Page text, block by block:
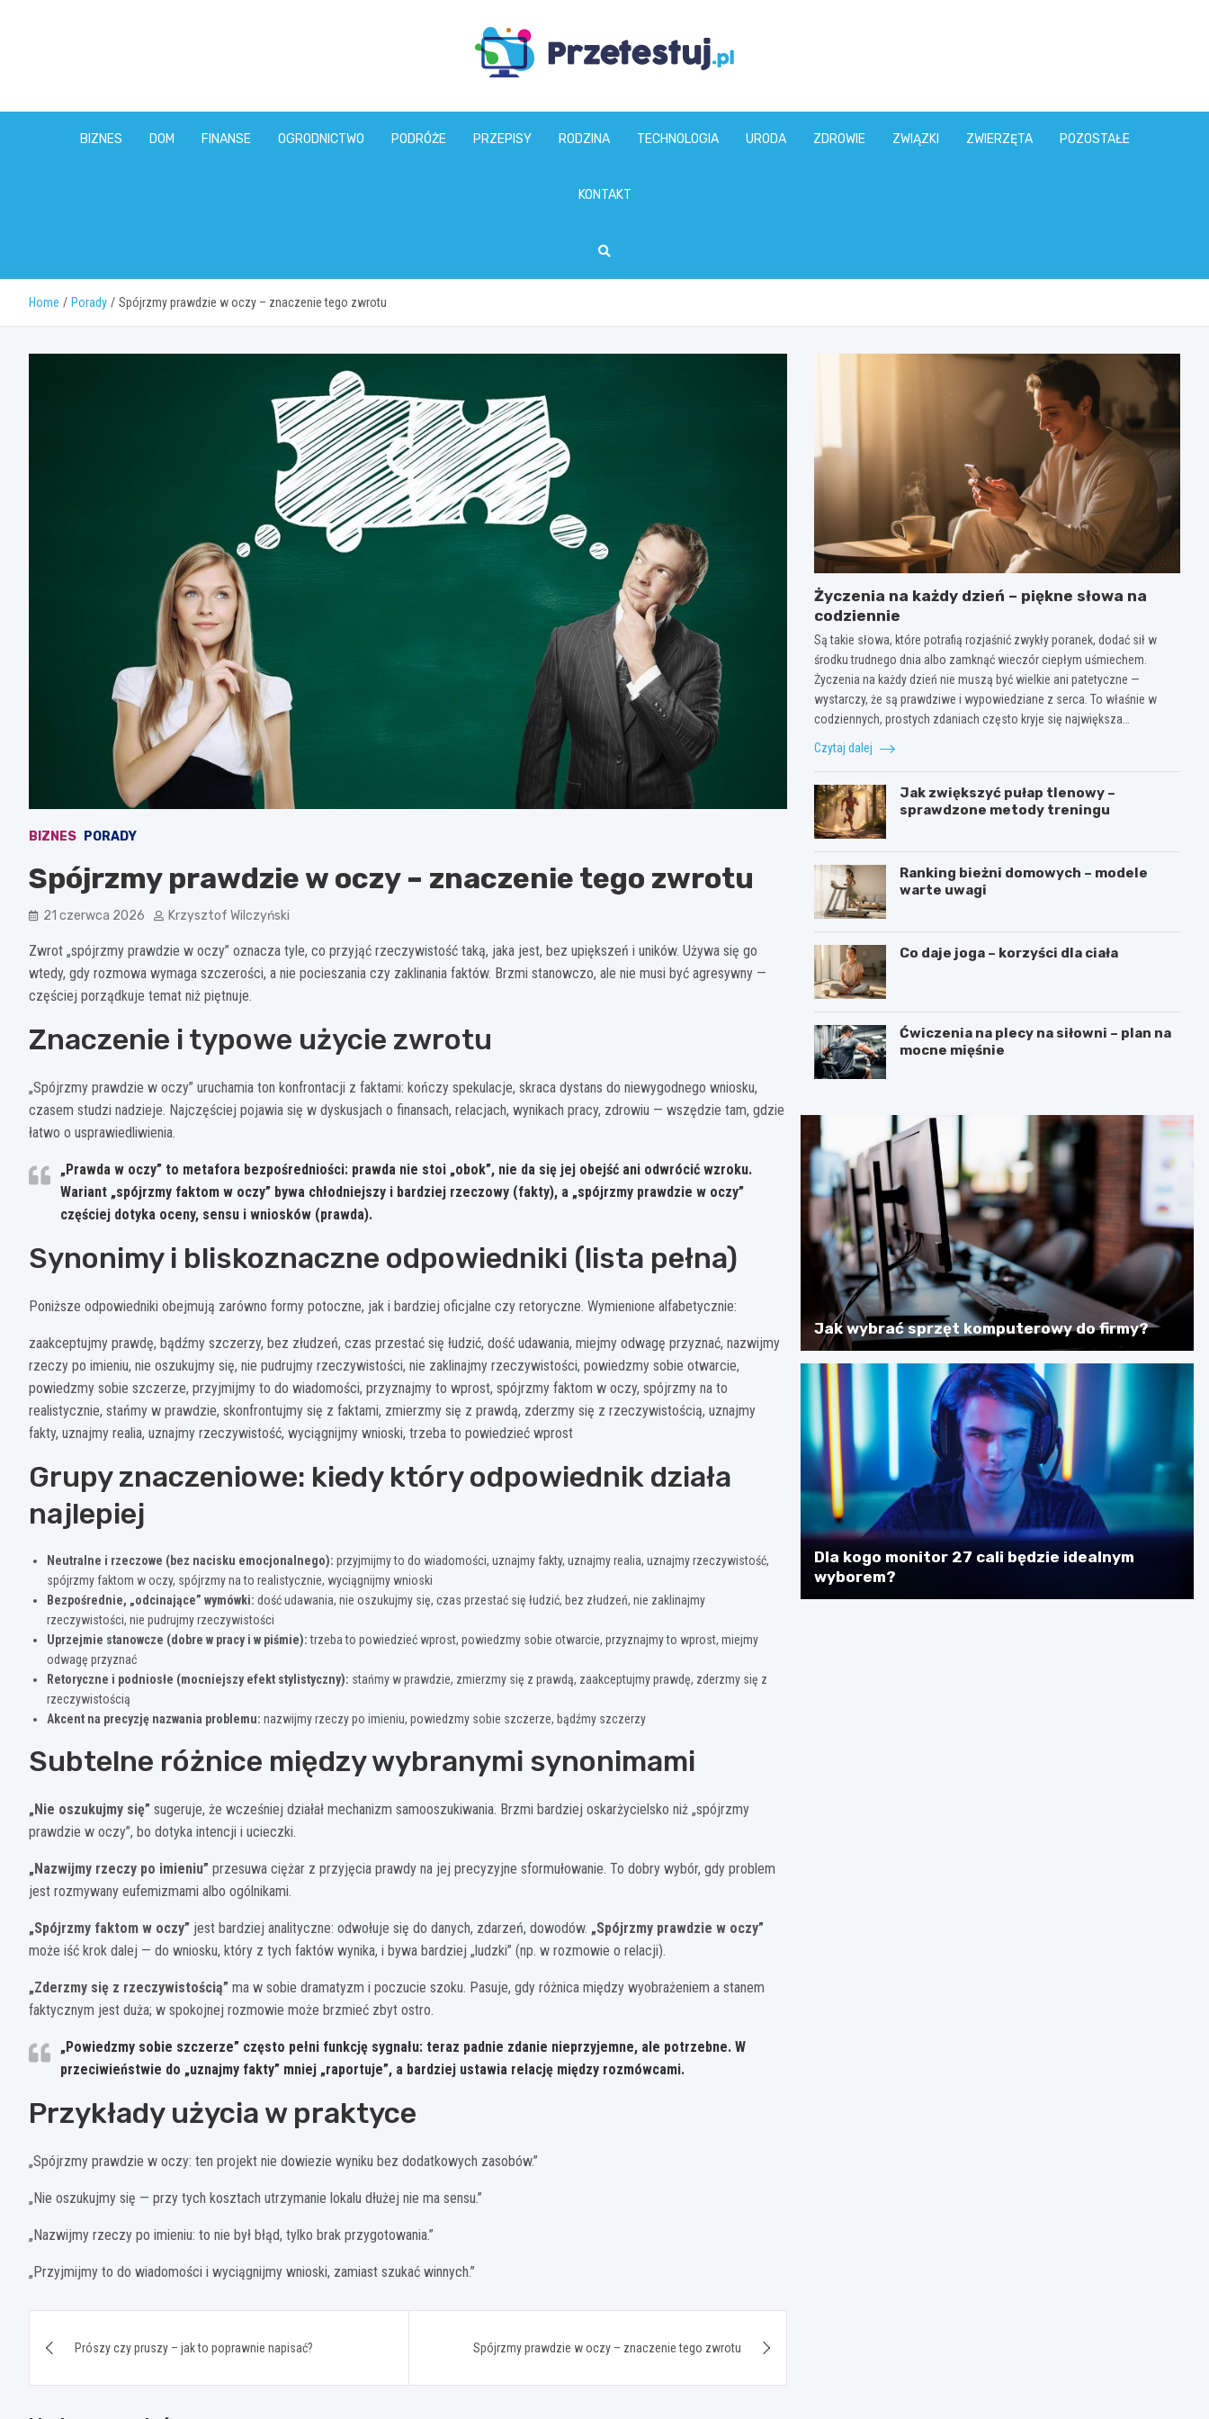
przetestuj.pl
BIZNES DOM FINANSE OGRODNICTWO PODRÓŻE PRZEPISY RODZINA TECHNOLOGIA URODA ZDROWIE ZWIĄZKI ZWIERZĘTA POZOSTAŁE
KONTAKT
Home Porady Spójrzmy prawdzie w oczy – znaczenie tego zwrotu
BIZNES PORADY
Spójrzmy prawdzie w oczy – znaczenie tego zwrotu
21 czerwca 2026 Krzysztof Wilczyński
Zwrot „spójrzmy prawdzie w oczy” oznacza tyle, co przyjąć rzeczywistość taką, jaka jest, bez upiększeń i uników. Używa się go
wtedy, gdy rozmowa wymaga szczerości, a nie pocieszania czy zaklinania faktów. Brzmi stanowczo, ale nie musi być agresywny —
częściej porządkuje temat niż piętnuje.
Znaczenie i typowe użycie zwrotu
„Spójrzmy prawdzie w oczy” uruchamia ton konfrontacji z faktami: kończy spekulacje, skraca dystans do niewygodnego wniosku,
czasem studzi nadzieje. Najczęściej pojawia się w dyskusjach o finansach, relacjach, wynikach pracy, zdrowiu — wszędzie tam, gdzie
łatwo o usprawiedliwienia.
„Prawda w oczy” to metafora bezpośredniości: prawda nie stoi „obok”, nie da się jej obejść ani odwrócić wzroku.
Wariant „spójrzmy faktom w oczy” bywa chłodniejszy i bardziej rzeczowy (fakty), a „spójrzmy prawdzie w oczy”
częściej dotyka oceny, sensu i wniosków (prawda).
Synonimy i bliskoznaczne odpowiedniki (lista pełna)
Poniższe odpowiedniki obejmują zarówno formy potoczne, jak i bardziej oficjalne czy retoryczne. Wymienione alfabetycznie:
zaakceptujmy prawdę, bądźmy szczerzy, bez złudzeń, czas przestać się łudzić, dość udawania, miejmy odwagę przyznać, nazwijmy
rzeczy po imieniu, nie oszukujmy się, nie pudrujmy rzeczywistości, nie zaklinajmy rzeczywistości, powiedzmy sobie otwarcie,
powiedzmy sobie szczerze, przyjmijmy to do wiadomości, przyznajmy to wprost, spójrzmy faktom w oczy, spójrzmy na to
realistycznie, stańmy w prawdzie, skonfrontujmy się z faktami, zmierzmy się z prawdą, zderzmy się z rzeczywistością, uznajmy
fakty, uznajmy realia, uznajmy rzeczywistość, wyciągnijmy wnioski, trzeba to powiedzieć wprost
Grupy znaczeniowe: kiedy który odpowiednik działa
najlepiej
Neutralne i rzeczowe (bez nacisku emocjonalnego): przyjmijmy to do wiadomości, uznajmy fakty, uznajmy realia, uznajmy rzeczywistość,
spójrzmy faktom w oczy, spójrzmy na to realistycznie, wyciągnijmy wnioski
Bezpośrednie, „odcinające” wymówki: dość udawania, nie oszukujmy się, czas przestać się łudzić, bez złudzeń, nie zaklinajmy
rzeczywistości, nie pudrujmy rzeczywistości
Uprzejmie stanowcze (dobre w pracy i w piśmie):trzeba to powiedzieć wprost, powiedzmy sobie otwarcie, przyznajmy to wprost, miejmy
odwagę przyznać
Retoryczne i podniosłe (mocniejszy efekt stylistyczny): stańmy w prawdzie, zmierzmy się z prawdą, zaakceptujmy prawdę, zderzmy się z
rzeczywistością
Akcent na precyzję nazwania problemu: nazwijmy rzeczy po imieniu, powiedzmy sobie szczerze, bądźmy szczerzy
Subtelne różnice między wybranymi synonimami
„Nie oszukujmy się” sugeruje, że wcześniej działał mechanizm samooszukiwania. Brzmi bardziej oskarżycielsko niż „spójrzmy
prawdzie w oczy”, bo dotyka intencji i ucieczki.
„Nazwijmy rzeczy po imieniu” przesuwa ciężar z przyjęcia prawdy na jej precyzyjne sformułowanie. To dobry wybór, gdy problem
jest rozmywany eufemizmami albo ogólnikami.
„Spójrzmy faktom w oczy” jest bardziej analityczne: odwołuje się do danych, zdarzeń, dowodów. „Spójrzmy prawdzie w oczy”
może iść krok dalej — do wniosku, który z tych faktów wynika, i bywa bardziej „ludzki” (np. w rozmowie o relacji).
„Zderzmy się z rzeczywistością” ma w sobie dramatyzm i poczucie szoku. Pasuje, gdy różnica między wyobrażeniem a stanem
faktycznym jest duża; w spokojnej rozmowie może brzmieć zbyt ostro.
„Powiedzmy sobie szczerze” często pełni funkcję sygnału: teraz padnie zdanie nieprzyjemne, ale potrzebne. W
przeciwieństwie do „uznajmy fakty” mniej „raportuje”, a bardziej ustawia relację między rozmówcami.
Przykłady użycia w praktyce
„Spójrzmy prawdzie w oczy: ten projekt nie dowiezie wyniku bez dodatkowych zasobów.”
„Nie oszukujmy się — przy tych kosztach utrzymanie lokalu dłużej nie ma sensu.”
„Nazwijmy rzeczy po imieniu: to nie był błąd, tylko brak przygotowania.”
„Przyjmijmy to do wiadomości i wyciągnijmy wnioski, zamiast szukać winnych.”
wpisuPrószy czy pruszy – jak to poprawnie napisać? Spójrzmy prawdzie w oczy – znaczenie tego zwrotu
Życzenia na każdy dzień – piękne słowa na
codziennie
Są takie słowa, które potrafią rozjaśnić zwykły poranek, dodać sił w
środku trudnego dnia albo zamknąć wieczór ciepłym uśmiechem.
Życzenia na każdy dzień nie muszą być wielkie ani patetyczne —
wystarczy, że są prawdziwe i wypowiedziane z serca. To właśnie w
codziennych, prostych zdaniach często kryje się największa…
Czytaj dalej
Jak zwiększyć pułap tlenowy –
sprawdzone metody treningu
Ranking bieżni domowych – modele
warte uwagi
Co daje joga – korzyści dla ciała
Ćwiczenia na plecy na siłowni – plan na
mocne mięśnie
Jak wybrać sprzęt komputerowy do firmy?
Dla kogo monitor 27 cali będzie idealnym
wyborem?